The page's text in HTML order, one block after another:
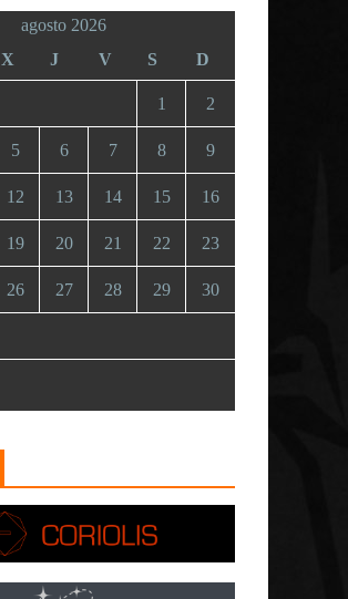
agosto 2026
X J V S D
1 2
5 6 7 8 9
12 13 14 15 16
19 20 21 22 23
26 27 28 29 30